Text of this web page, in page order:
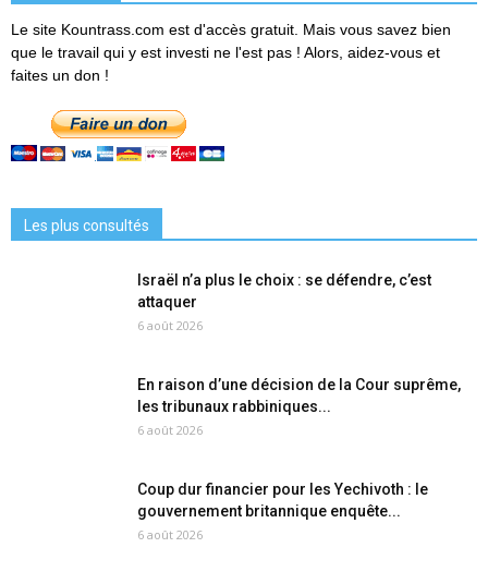
Le site Kountrass.com est d'accès gratuit. Mais vous savez bien
que le travail qui y est investi ne l'est pas ! Alors, aidez-vous et
faites un don !
Les plus consultés
Israël n’a plus le choix : se défendre, c’est
attaquer
6 août 2026
En raison d’une décision de la Cour suprême,
les tribunaux rabbiniques...
6 août 2026
Coup dur financier pour les Yechivoth : le
gouvernement britannique enquête...
6 août 2026